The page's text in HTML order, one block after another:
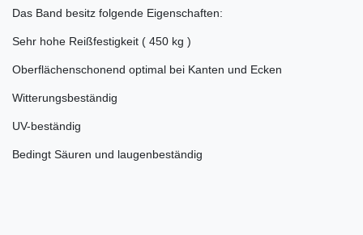
Das Band besitz folgende Eigenschaften:
Sehr hohe Reißfestigkeit ( 450 kg )
Oberflächenschonend optimal bei Kanten und Ecken
Witterungsbeständig
UV-beständig
Bedingt Säuren und laugenbeständig